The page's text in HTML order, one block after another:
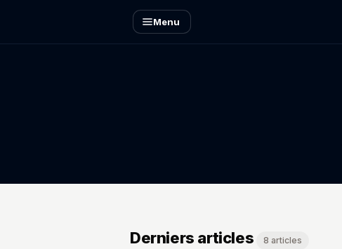
Menu
Derniers articles 8 articles